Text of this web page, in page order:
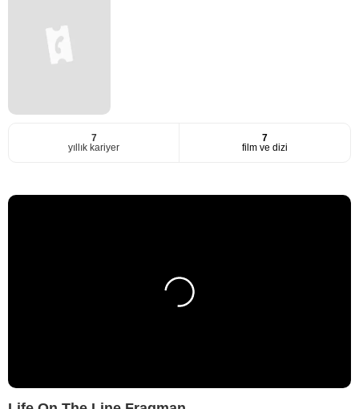
7
yıllık kariyer
7
film ve dizi